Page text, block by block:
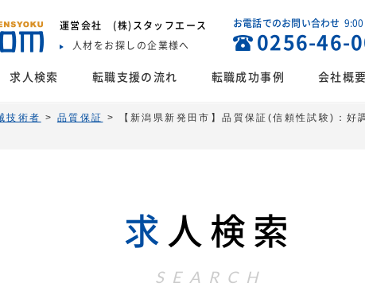
運営会社 (株)スタッフエース
人材をお探しの企業様へ
お電話でのお問い合わせ
0256-46-
求人検索 転職支援の流れ 転職成功事例 会社概要
技術者 > 品質保証 >
【新潟県新発田市】品質保証(信頼性試験)：
求 人検索
SEARCH